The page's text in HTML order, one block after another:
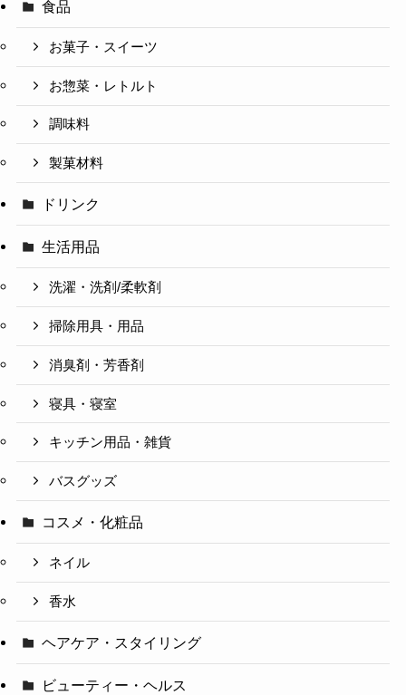
食品
お菓子・スイーツ
お惣菜・レトルト
調味料
製菓材料
ドリンク
生活用品
洗濯・洗剤/柔軟剤
掃除用具・用品
消臭剤・芳香剤
寝具・寝室
キッチン用品・雑貨
バスグッズ
コスメ・化粧品
ネイル
香水
ヘアケア・スタイリング
ビューティー・ヘルス